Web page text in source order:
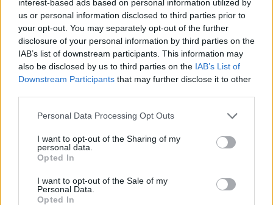
interest-based ads based on personal information utilized by
us or personal information disclosed to third parties prior to
your opt-out. You may separately opt-out of the further
disclosure of your personal information by third parties on the
IAB’s list of downstream participants. This information may
also be disclosed by us to third parties on the IAB’s List of
Downstream Participants that may further disclose it to other
Personal Data Processing Opt Outs
I want to opt-out of the Sharing of my
personal data.
Opted In
I want to opt-out of the Sale of my
Personal Data.
Opted In
válaszokat, amelyekre várnak. A Brexit és Donald Trump
2016-os győzelme után a holland és a francia szélsőséges
erők 2017-ben a valaha volt...
KEDVES OLVASÓNK!
A keresett cikk a portfolio.hu hírarchívumához
tartozik, melynek olvasása előfizetéses
Az előfizetés a következőket tartalmazza:
Portfolio.hu teljes cikkarchívum
Kötéslisták: BÉT elmúlt 2 év napon belüli
kötéslistái